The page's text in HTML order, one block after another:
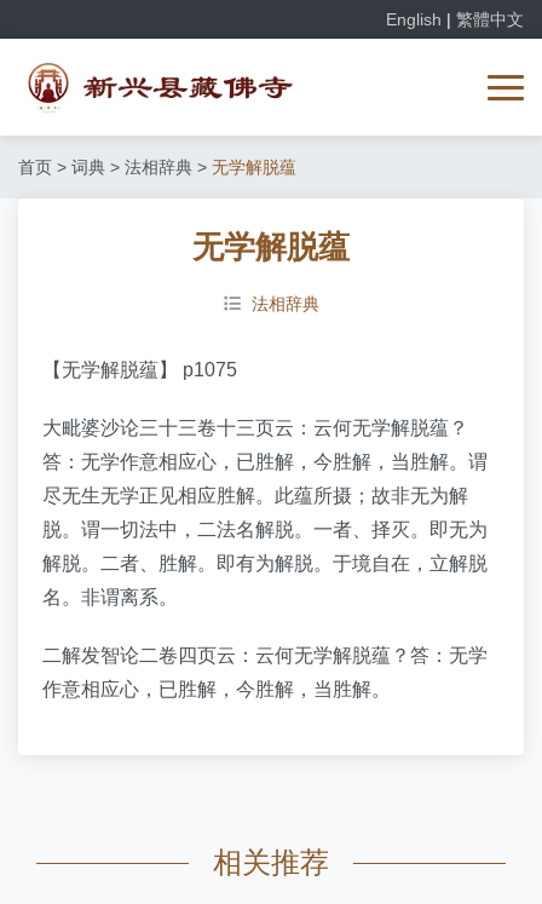
English | 繁體中文
首页 > 词典 > 法相辞典 > 无学解脱蕴
无学解脱蕴
法相辞典
【无学解脱蕴】 p1075
大毗婆沙论三十三卷十三页云：云何无学解脱蕴？
答：无学作意相应心，已胜解，今胜解，当胜解。谓
尽无生无学正见相应胜解。此蕴所摄；故非无为解
脱。谓一切法中，二法名解脱。一者、择灭。即无为
解脱。二者、胜解。即有为解脱。于境自在，立解脱
名。非谓离系。
二解发智论二卷四页云：云何无学解脱蕴？答：无学
作意相应心，已胜解，今胜解，当胜解。
相关推荐